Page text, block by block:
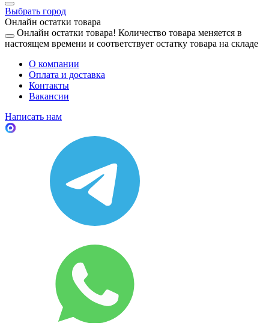
Выбрать город
Онлайн остатки товара
Онлайн остатки товара! Количество товара меняется в
настоящем времени и соответствует остатку товара на складе
О компании
Оплата и доставка
Контакты
Вакансии
Написать нам